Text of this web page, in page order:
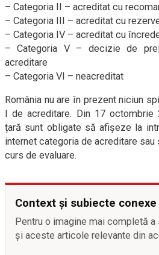
– Categoria II – acreditat cu
– Categoria III – acreditat cu
– Categoria IV – acreditat cu
– Categoria V – decizie de
acreditare
– Categoria VI – neacreditat
România nu are în prezent niciun
I de acreditare. Din 17
țară sunt obligate să afișeze la
internet categoria de acreditare
curs de evaluare.
Context și subiecte conexe
Pentru o imagine mai completă
și aceste articole relevante din